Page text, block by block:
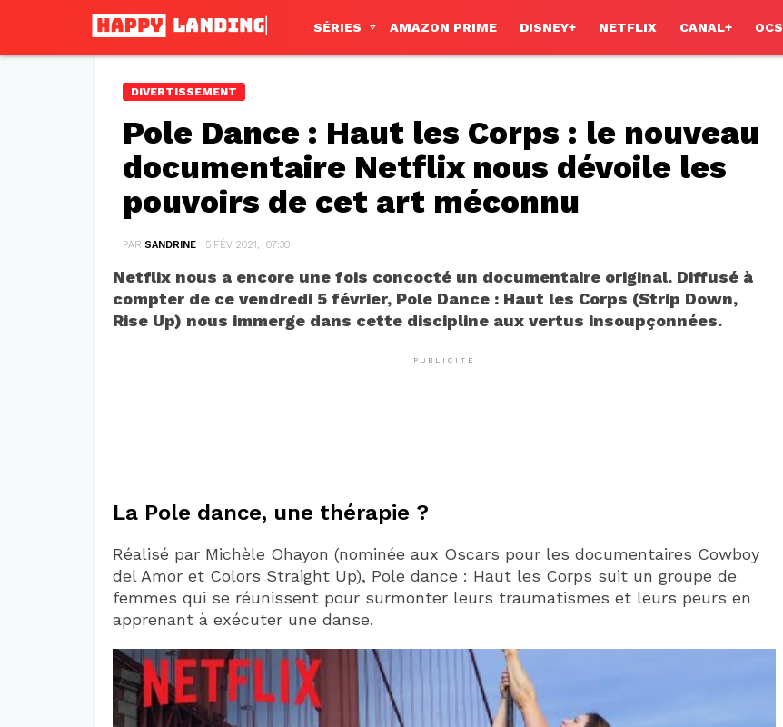
SÉRIES AMAZON PRIME DISNEY+ NETFLIX CANAL+ OCS
DIVERTISSEMENT
Pole Dance : Haut les Corps : le nouveau
documentaire Netflix nous dévoile les
pouvoirs de cet art méconnu
PAR SANDRINE 5 FÉV 2021, · 07:30
Netflix nous a encore une fois concocté un documentaire original. Diffusé à
compter de ce vendredi 5 février, Pole Dance : Haut les Corps (Strip Down,
Rise Up) nous immerge dans cette discipline aux vertus insoupçonnées.
PUBLICITÉ
La Pole dance, une thérapie ?
Réalisé par Michèle Ohayon (nominée aux Oscars pour les documentaires Cowboy
del Amor et Colors Straight Up), Pole dance : Haut les Corps suit un groupe de
femmes qui se réunissent pour surmonter leurs traumatismes et leurs peurs en
apprenant à exécuter une danse.